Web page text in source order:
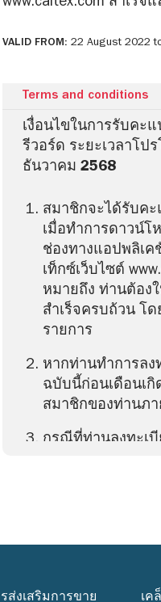
www.caltex.com สำเร็จ
VALID FROM: 22 August 2022
Terms and conditions
เงื่อนไขในการรับคะ
รีวอร์ด ระยะเวลาโป
ธันวาคม 2568
สมาชิกจะได้รับค
เมื่อทำการดาวน์โ
ช่องทางแอปพลิเค
เท็กซ์เว็บไซต์
หมายถึง ท่านต้อง
สำเร็จครบถ้วน โ
รายการ
หากท่านทำการลง
ฉบับนี้ก่อนเดือนเ
สมาชิกของท่านภา
กรณีที่ท่านลงทะเบี
เดือนเกิดตามเงื่อ
ส่งเสริมการขาย เค